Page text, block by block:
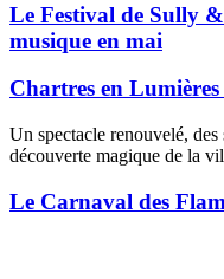
Le Festival de Sully
musique en mai
Chartres en
Un spectacle renouvelé,
découverte magique de la
Le Carnaval des